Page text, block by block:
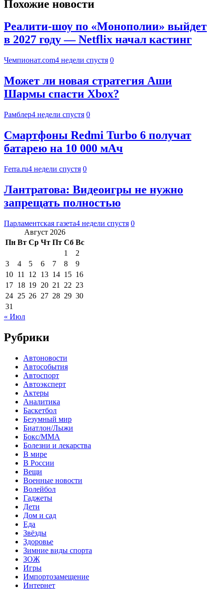
Похожие новости
Реалити-шоу по «Монополии» выйдет
в 2027 году — Netflix начал кастинг
Чемпионат.com4 недели спустя 0
Может ли новая стратегия Аши
Шармы спасти Xbox?
Рамблер4 недели спустя 0
Смартфоны Redmi Turbo 6 получат
батарею на 10 000 мАч
Ferra.ru4 недели спустя 0
Лантратова: Видеоигры не нужно
запрещать полностью
Парламентская газета4 недели спустя 0
Август 2026
Пн Вт Ср Чт Пт Сб Вс
1
2
3
4 5 6 7 8
9
10 11 12 13 14 15 16
17 18 19 20 21 22 23
24 25 26 27 28 29 30
31
« Июл
Рубрики
Автоновости
Автособытия
Автоспорт
Автоэксперт
Актеры
Аналитика
Баскетбол
Безумный мир
Биатлон/Лыжи
Бокс/MMA
Болезни и лекарства
В мире
В России
Вещи
Военные новости
Волейбол
Гаджеты
Дети
Дом и сад
Еда
Звёзды
Здоровье
Зимние виды спорта
ЗОЖ
Игры
Импортозамещение
Интернет